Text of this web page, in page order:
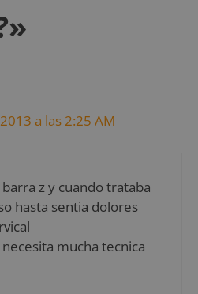
a las 2:25 AM
z y cuando trataba
hasta sentia dolores
mucha tecnica